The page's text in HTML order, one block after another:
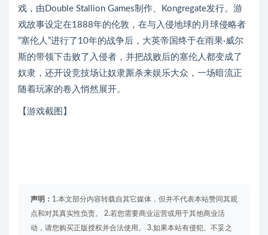
戏，由Double Stallion Games制作、Kongregate发行。游
戏故事设定在1888年的伦敦，在与入侵地球的月球侵略者
“塞伦人”进行了10年的战争后，大英帝国终于在雨果·威尔
斯的带领下击败了入侵者，并把战败后的塞伦人都变成了
奴隶，还开设竞技场让奴隶厮杀来娱乐大众，一场暗流正
随着玩家的卷入悄然展开。
【游戏截图】
声明： 1.本文部分内容转载自其它媒体，但并不代表本站赞同其观
点和对其真实性负责。 2.若您需要商业运营或用于其他商业活
动，请您购买正版授权并合法使用。 3.如果本站有侵犯、不妥之